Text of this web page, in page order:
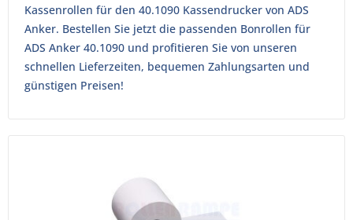
Kassenrollen für den 40.1090 Kassendrucker von ADS
Anker. Bestellen Sie jetzt die passenden Bonrollen für
ADS Anker 40.1090 und profitieren Sie von unseren
schnellen Lieferzeiten, bequemen Zahlungsarten und
günstigen Preisen!